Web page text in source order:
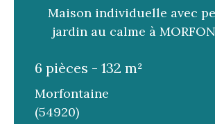
Maison individuelle avec
jardin au calme à
6 pièces - 132 m²
Morfontaine
(54920)